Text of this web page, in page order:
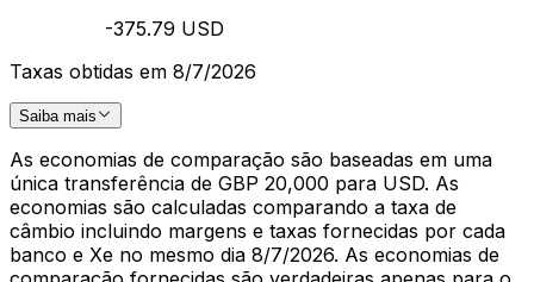
-375.79 USD
Taxas obtidas em 8/7/2026
Saiba mais
As economias de comparação são baseadas em uma
única transferência de GBP 20,000 para USD. As
economias são calculadas comparando a taxa de
câmbio incluindo margens e taxas fornecidas por cada
banco e Xe no mesmo dia 8/7/2026. As economias de